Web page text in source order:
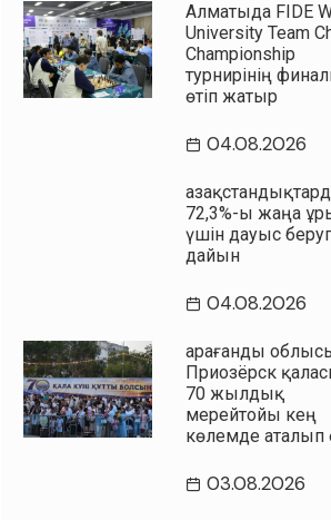
Алматыда FIDE
University Team
Championship
турнирінің
өтіп жатыр
04.08.2026
72,3%-ы жаңа
үшін дауыс
дайын
04.08.2026
Қарағанды
Приозёрск
70 жылдық
мерейтойы кең
көлемде аталып
03.08.2026